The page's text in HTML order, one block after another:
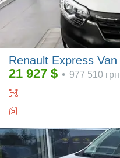
Renault Express
21 927 $ • 977 510 грн